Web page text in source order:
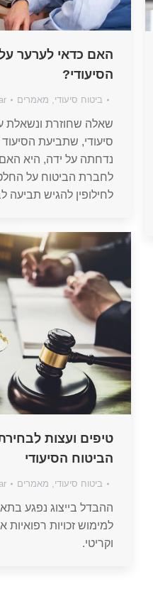
האם כדאי לערער
הסיעודי?
ביטוח סיעודי, מאמרים
שאלה שחוזרת ונשאלת
סיעודי, שתביעת
נדחתה על ידה, היא
לחברת הביטוח על
לחילופין להגיש
טיפים ועצות
הביטוח הסיעודי
ביטוח סיעודי, מאמרים
ההבדל בייצוג נפגע
למימוש זכויות רפואיות
וקריטי.